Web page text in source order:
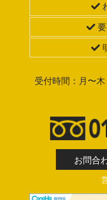
受付時間：月〜
お問合